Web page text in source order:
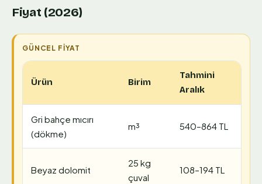
Fiyat (2026)
Ürün Birim
Tahmini
Aralık
Gri bahçe mıcırı
(dökme)
m³ 540–864 TL
Beyaz dolomit
25 kg
çuval
108–194 TL